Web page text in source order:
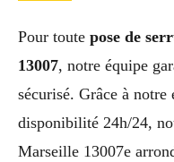
Pour toute pose de
13007, notre équipe
sécurisé. Grâce à notre
disponibilité 24h/24,
Marseille 13007e